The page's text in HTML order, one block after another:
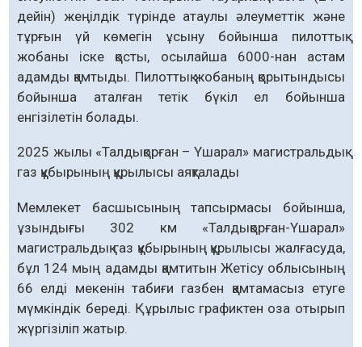
дейін) жеңілдік түрінде атаулы әлеуметтік және
тұрғын үй көмегін ұсыну бойынша пилоттық
жобаны іске қосты, осылайша 6000-нан астам
адамды қамтыды. Пилоттық жобаның қорытындысы
бойынша аталған тетік бүкіл ел бойынша
енгізілетін болады.
2025 жылы «Талдықорған – Үшарал» магистральдық
газ құбырының құрылысы аяқталады
Мемлекет басшысының тапсырмасы бойынша,
ұзындығы 302 км «Талдықорған-Үшарал»
магистральдық газ құбырының құрылысы жалғасуда,
бұл 124 мың адамды қамтитын Жетісу облысының
66 елді мекенін табиғи газбен қамтамасыз етуге
мүмкіндік береді. Құрылыс графиктен оза отырып
жүргізіліп жатыр.